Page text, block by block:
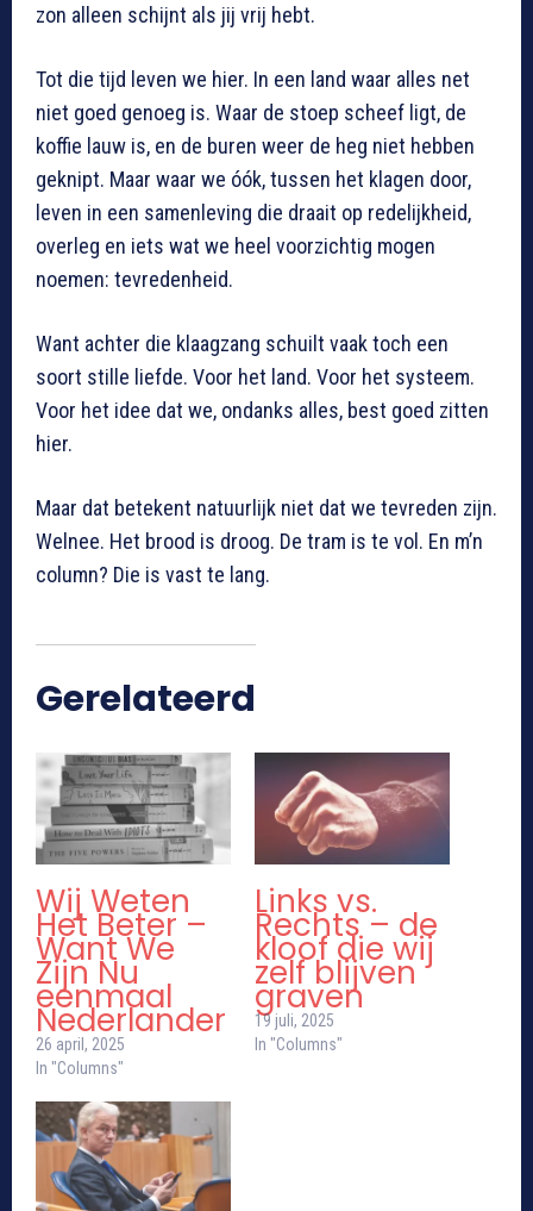
zon alleen schijnt als jij vrij hebt.
Tot die tijd leven we hier. In een land waar alles net
niet goed genoeg is. Waar de stoep scheef ligt, de
koffie lauw is, en de buren weer de heg niet hebben
geknipt. Maar waar we óók, tussen het klagen door,
leven in een samenleving die draait op redelijkheid,
overleg en iets wat we heel voorzichtig mogen
noemen: tevredenheid.
Want achter die klaagzang schuilt vaak toch een
soort stille liefde. Voor het land. Voor het systeem.
Voor het idee dat we, ondanks alles, best goed zitten
hier.
Maar dat betekent natuurlijk niet dat we tevreden zijn.
Welnee. Het brood is droog. De tram is te vol. En m’n
column? Die is vast te lang.
Gerelateerd
Wij Weten
Het Beter –
Want We
Zijn Nu
eenmaal
Nederlander
26 april, 2025
In "Columns"
Links vs.
Rechts – de
kloof die wij
zelf blijven
graven
19 juli, 2025
In "Columns"